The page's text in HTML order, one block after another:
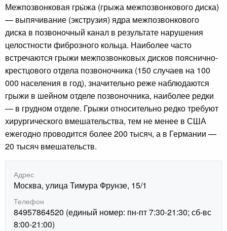
Межпозвонковая гры́жа (грыжа межпозвонкового диска)
— выпячивание (экструзия) ядра межпозвонкового
диска в позвоночный канал в результате нарушения
целостности фиброзного кольца. Наиболее часто
встречаются грыжи межпозвонковых дисков пояснично-
крестцового отдела позвоночника (150 случаев на 100
000 населения в год), значительно реже наблюдаются
грыжи в шейном отделе позвоночника, наиболее редки
— в грудном отделе. Грыжи относительно редко требуют
хирургического вмешательства, тем не менее в США
ежегодно проводится более 200 тысяч, а в Германии —
20 тысяч вмешательств.
Адрес
Москва, улица Тимура Фрунзе, 15/1
Телефон
84957864520 (единый номер: пн-пт 7:30-21:30; сб-вс
8:00-21:00)